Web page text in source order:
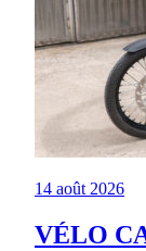
14 août 2026
VÉLO